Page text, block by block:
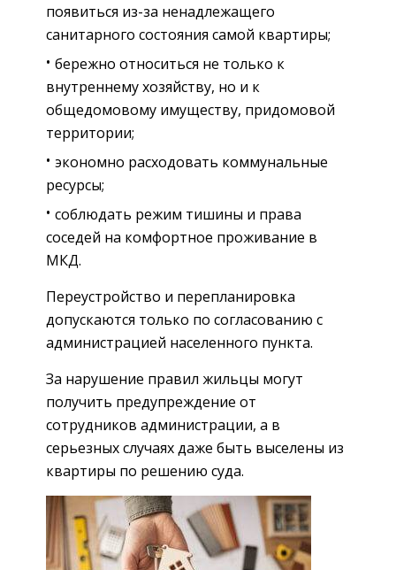
появиться из-за ненадлежащего
санитарного состояния самой квартиры;
бережно относиться не только к
внутреннему хозяйству, но и к
общедомовому имуществу, придомовой
территории;
экономно расходовать коммунальные
ресурсы;
соблюдать режим тишины и права
соседей на комфортное проживание в
МКД.
Переустройство и перепланировка
допускаются только по согласованию с
администрацией населенного пункта.
За нарушение правил жильцы могут
получить предупреждение от
сотрудников администрации, а в
серьезных случаях даже быть выселены из
квартиры по решению суда.